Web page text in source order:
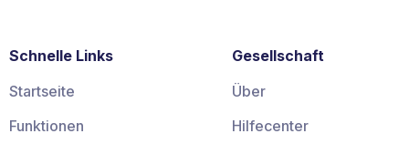
Schnelle Links
Startseite
Funktionen
Gesellschaft
Über
Hilfecenter